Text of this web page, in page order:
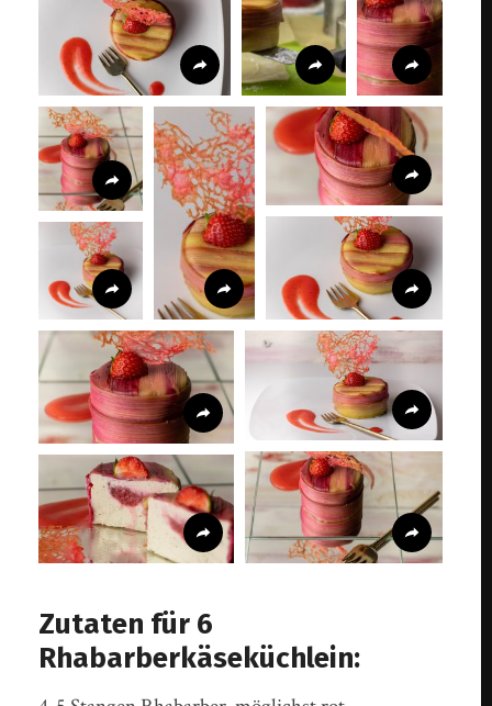
Zutaten für 6
Rhabarberkäseküchlein: